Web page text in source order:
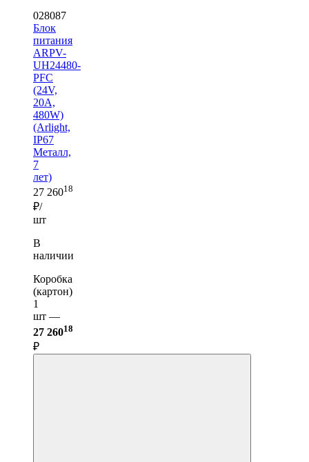
028087
Блок
питания
ARPV-
UH24480-
PFC
(24V,
20A,
480W)
(Arlight,
IP67
Металл,
7
лет)
27 26018
₽/
шт
В
наличии
Коробка
(картон)
1
шт —
27 26018
₽